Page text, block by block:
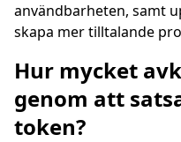
användbarheten, samt
skapa mer tilltalande
Hur mycket
genom att
token?